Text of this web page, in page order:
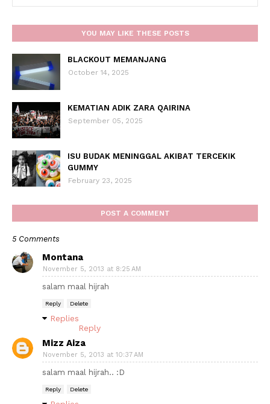
YOU MAY LIKE THESE POSTS
BLACKOUT MEMANJANG
October 14, 2025
KEMATIAN ADIK ZARA QAIRINA
September 05, 2025
ISU BUDAK MENINGGAL AKIBAT TERCEKIK
GUMMY
February 23, 2025
POST A COMMENT
5 Comments
Montana
November 5, 2013 at 8:25 AM
salam maal hijrah
Reply Delete
Replies
Reply
Mizz Aiza
November 5, 2013 at 10:37 AM
salam maal hijrah.. :D
Reply Delete